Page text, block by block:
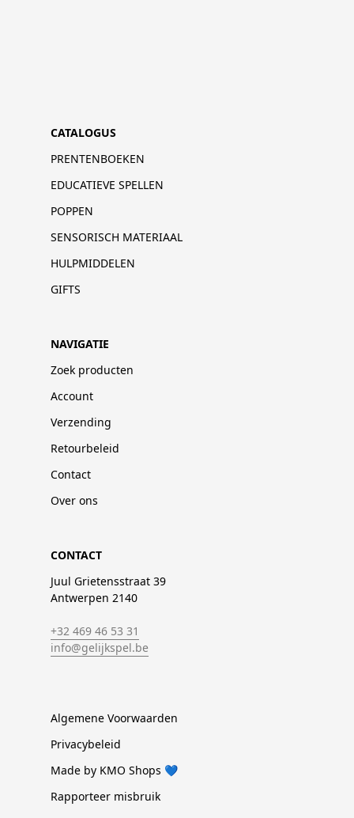
CATALOGUS
PRENTENBOEKEN
EDUCATIEVE SPELLEN
POPPEN
SENSORISCH MATERIAAL
HULPMIDDELEN
GIFTS
NAVIGATIE
Zoek producten
Account
Verzending
Retourbeleid
Contact
Over ons
CONTACT
Juul Grietensstraat 39
Antwerpen 2140
+32 469 46 53 31
info@gelijkspel.be
Algemene Voorwaarden
Privacybeleid
Made by KMO Shops 💙
Rapporteer misbruik